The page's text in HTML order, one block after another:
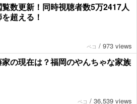
数更新！同時視聴者数5万2417人
超える！
ペコ / 973 views
の現在は？福岡のやんちゃな家族
ペコ / 36,539 views